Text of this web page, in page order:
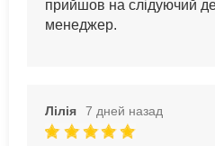
прийшов на слідуючий
менеджер.
Лілія 7 дней назад